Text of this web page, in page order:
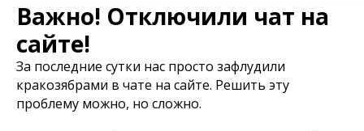
Важно! Отключили чат на
сайте!
За последние сутки нас просто зафлудили
кракозябрами в чате на сайте. Решить эту
проблему можно, но сложно.